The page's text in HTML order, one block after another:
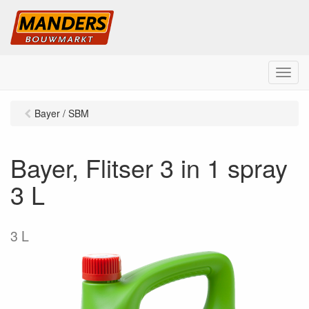
M
e
Bayer / SBM
Bayer, Flitser 3 in 1 spray
3 L
3 L